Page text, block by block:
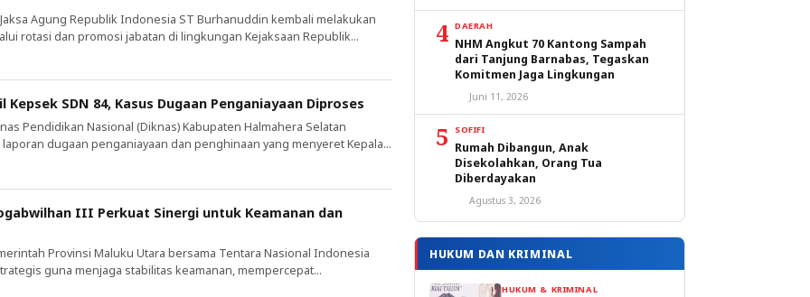
Jaksa Agung Republik Indonesia ST Burhanuddin kembali melakukan
rotasi dan promosi jabatan di lingkungan Kejaksaan Republik
penting yang terjadi adalah pada posisi Kepala Kejaksaan Tinggi
Kepsek SDN 84, Kasus Dugaan Penganiayaan Diproses
Pendidikan Nasional (Diknas) Kabupaten Halmahera Selatan
dugaan penganiayaan dan penghinaan yang menyeret Kepala
Bani. Kepala Dinas Pendidikan Nasional Halmahera Selatan, Siti
III Perkuat Sinergi untuk Keamanan dan
Provinsi Maluku Utara bersama Tentara Nasional Indonesia
guna menjaga stabilitas keamanan, mempercepat
perlindungan bagi masyarakat. Komitmen tersebut
4 DAERAH
NHM Angkut 70 Kantong Sampah
dari Tanjung Barnabas, Tegaskan
Komitmen Jaga Lingkungan
Juni 11, 2026
5 SOFIFI
Rumah Dibangun, Anak
Disekolahkan, Orang Tua
Diberdayakan
Agustus 3, 2026
HUKUM DAN KRIMINAL
HUKUM & KRIMINAL